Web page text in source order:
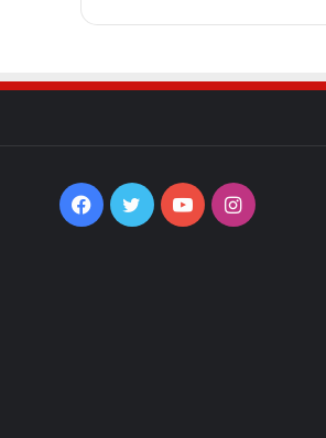
Facebook
TwitterYouTubeInstagram